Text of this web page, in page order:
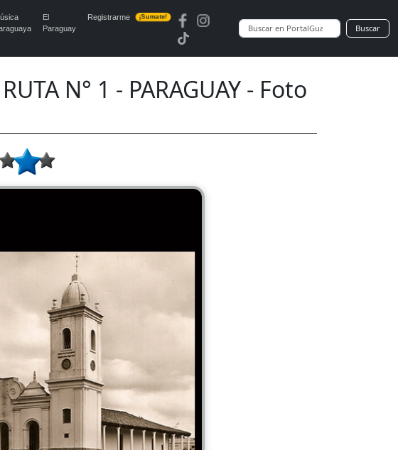
El
Paraguay
Registrarme ¡Sumate!
Buscar
N° 1 - PARAGUAY - Foto